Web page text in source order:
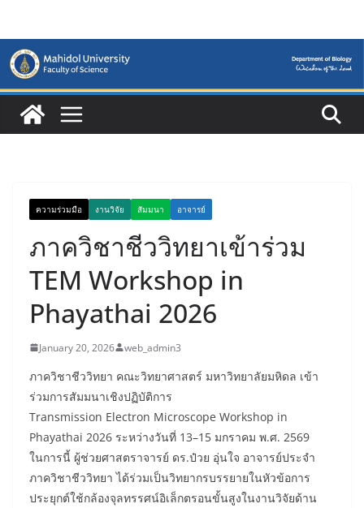
content
ความร่วมมือ งานวิจัย สัมมนา อาจารย์
ภาควิชาชีววิทยาเข้าร่วม
TEM Workshop in
Phayathai 2026
January 20, 2026 web_admin3
ภาควิชาชีววิทยา คณะวิทยาศาสตร์ มหาวิทยาลัยมหิดล เข้า
ร่วมการสัมมนาเชิงปฏิบัติการ
Transmission Electron Microscope Workshop in
Phayathai 2026 ระหว่างวันที่ 13–15 มกราคม พ.ศ. 2569
ในการนี้ ผู้ช่วยศาสตราจารย์ ดร.ป๋วย อุ่นใจ อาจารย์ประจำ
ภาควิชาชีววิทยา ได้ร่วมเป็นวิทยากรบรรยายในหัวข้อการ
ประยุกต์ใช้กล้องจุลทรรศน์อิเล็กตรอนขั้นสูงในงานวิจัยด้าน